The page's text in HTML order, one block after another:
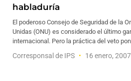
habladuría
El poderoso Consejo de Seguridad de la
Unidas (ONU) es considerado el último
internacional. Pero la práctica del veto
Corresponsal de IPS 16 enero, 2007